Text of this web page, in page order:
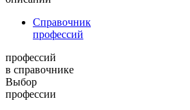
Справочник
профессий
профессий
в справочнике
Выбор
профессии